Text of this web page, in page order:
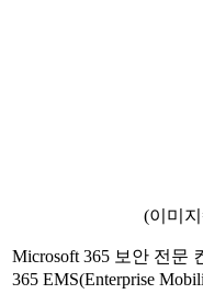
(이미
Microsoft 365 보안 전문
365 EMS(Enterprise